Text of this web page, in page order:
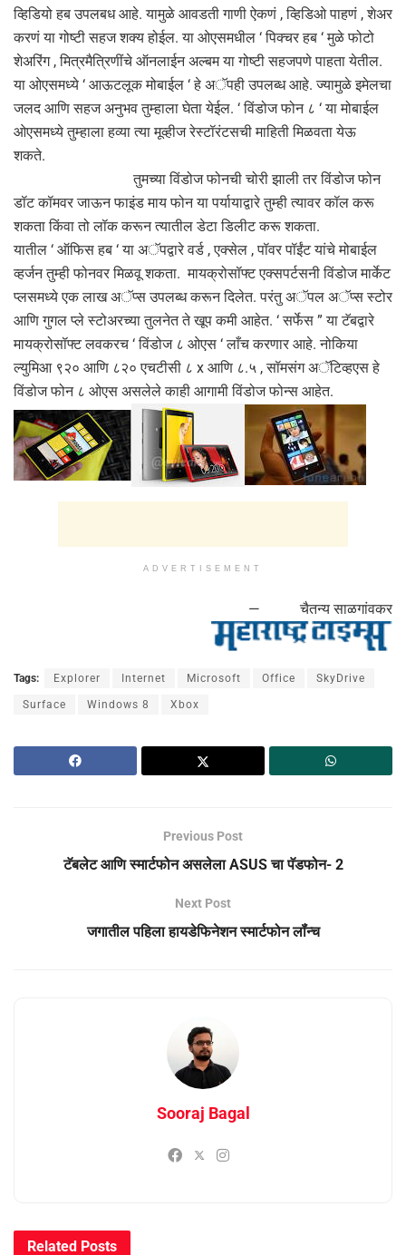
व्हिडियो हब उपलबध आहे. यामुळे आवडती गाणी ऐकणं , व्हिडिओ पाहणं , शेअर
करणं या गोष्टी सहज शक्य होईल. या ओएसमधील ‘ पिक्चर हब ‘ मुळे फोटो
शेअरिंग , मित्रमैत्रिणींचे ऑनलाईन अल्बम या गोष्टी सहजपणे पाहता येतील.
या ओएसमध्ये ‘ आऊटलूक मोबाईल ‘ हे अॅपही उपलब्ध आहे. ज्यामुळे इमेलचा
जलद आणि सहज अनुभव तुम्हाला घेता येईल. ‘ विंडोज फोन ८ ‘ या मोबाईल
ओएसमध्ये तुम्हाला हव्या त्या मूव्हीज रेस्टॉरंटसची माहिती मिळवता येऊ
शकते.
तुमच्या विंडोज फोनची चोरी झाली तर विंडोज फोन
डॉट कॉमवर जाऊन फाइंड माय फोन या पर्यायाद्वारे तुम्ही त्यावर कॉल करू
शकता किंवा तो लॉक करून त्यातील डेटा डिलीट करू शकता.
यातील ‘ ऑफिस हब ‘ या अॅपद्वारे वर्ड , एक्सेल , पॉवर पॉईंट यांचे मोबाईल
व्हर्जन तुम्ही फोनवर मिळवू शकता. मायक्रोसॉफ्ट एक्सपर्टसनी विंडोज मार्केट
प्लसमध्ये एक लाख अॅप्स उपलब्ध करून दिलेत. परंतु अॅपल अॅप्स स्टोर
आणि गुगल प्ले स्टोअरच्या तुलनेत ते खूप कमी आहेत. ‘ सर्फेस ” या टॅबद्वारे
मायक्रोसॉफ्ट लवकरच ‘ विंडोज ८ ओएस ‘ लाँच करणार आहे. नोकिया
ल्युमिआ ९२० आणि ८२० एचटीसी ८ x आणि ८.५ , सॉमसंग अॅटिव्हएस हे
विंडोज फोन ८ ओएस असलेले काही आगामी विंडोज फोन्स आहेत.
ADVERTISEMENT
— चैतन्य साळगांवकर
Tags: Explorer Internet Microsoft Office SkyDrive
Surface Windows 8 Xbox
Previous Post
टॅबलेट आणि स्‍मार्टफोन असलेला ASUS चा पॅडफोन- 2
Next Post
जगातील पहिला हायडेफिनेशन स्‍मार्टफोन लॉंन्‍च
Sooraj Bagal
Related Posts